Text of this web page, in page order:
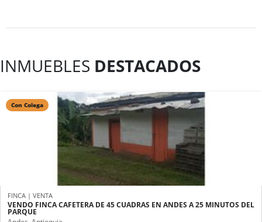
INMUEBLES DESTACADOS
Con Colega
FINCA | VENTA
VENDO FINCA CAFETERA DE 45 CUADRAS EN ANDES A 25 MINUTOS DEL
PARQUE